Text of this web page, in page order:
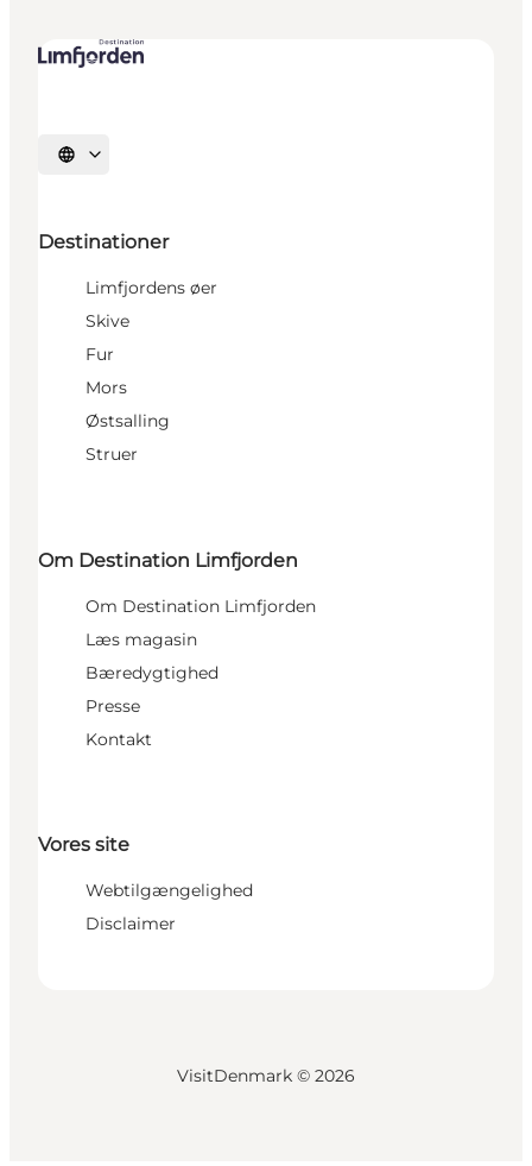
Vælg sprog
Destinationer
Limfjordens øer
Skive
Fur
Mors
Østsalling
Struer
Om Destination Limfjorden
Om Destination Limfjorden
Læs magasin
Bæredygtighed
Presse
Kontakt
Vores site
Webtilgængelighed
Disclaimer
VisitDenmark © 2026